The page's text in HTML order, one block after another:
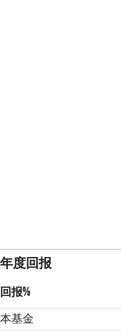
年度回报
回报%
本基金